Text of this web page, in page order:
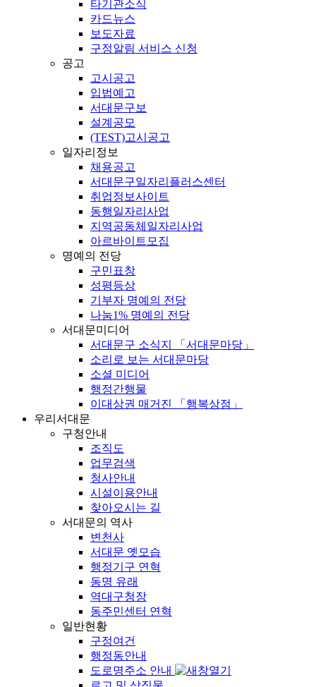
타기관소식
카드뉴스
보도자료
구정알림 서비스 신청
공고
고시공고
입법예고
서대문구보
설계공모
(TEST)고시공고
일자리정보
채용공고
서대문구일자리플러스센터
취업정보사이트
동행일자리사업
지역공동체일자리사업
아르바이트모집
명예의 전당
구민표창
성평등상
기부자 명예의 전당
나눔1% 명예의 전당
서대문미디어
서대문구 소식지 「서대문마당」
소리로 보는 서대문마당
소셜 미디어
행정간행물
이대상권 매거진 「행복상점」
우리서대문
구청안내
조직도
업무검색
청사안내
시설이용안내
찾아오시는 길
서대문의 역사
변천사
서대문 옛모습
행정기구 연혁
동명 유래
역대구청장
동주민센터 연혁
일반현황
구정여건
행정동안내
도로명주소 안내